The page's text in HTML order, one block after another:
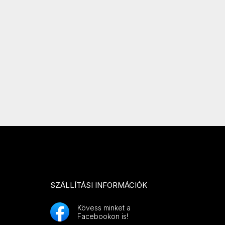
SZÁLLÍTÁSI INFORMÁCIÓK
Kövess minket a
Facebookon is!